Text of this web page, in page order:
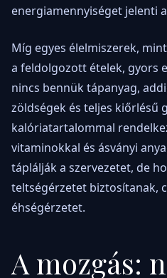
energiamennyiséget jelenti
Míg egyes élelmiszerek,
a feldolgozott ételek, gyors
nincs bennük tápanyag,
zöldségek és teljes kiőrlésű
kalóriatartalommal
vitaminokkal és ásványi
táplálják a szervezetet, de
teltségérzetet biztosítanak,
éhségérzetet.
A mozgás: